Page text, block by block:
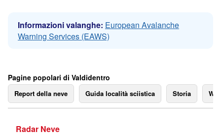
Informazioni valanghe: European Avalanche
Warning Services (EAWS)
Pagine popolari di Valdidentro
Report della neve Guida località sciistica Storia
Radar Neve